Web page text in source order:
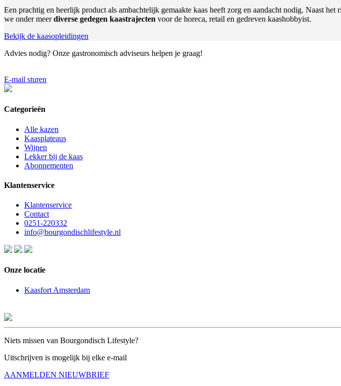
Een prachtig en heerlijk product als ambachtelijk gemaakte kaas heeft zorg en aandacht nodig. Naast
we onder meerdiverse gedegen kaastrajecten voor de horeca, retail en gedreven kaashobbyist.
Bekijk de kaasopleidingen
Advies nodig? Onze gastronomisch adviseurs helpen je graag!
E-mail sturen
Categorieën
Alle kazen
Kaasplateaus
Wijnen
Lekker bij de kaas
Abonnementen
Klantenservice
Klantenservice
Contact
0251-220332
info@bourgondischlifestyle.nl
Onze locatie
Kaasfort Amsterdam
Niets missen van Bourgondisch Lifestyle?
Uitschrijven is mogelijk bij elke e-mail
AANMELDEN NIEUWBRIEF